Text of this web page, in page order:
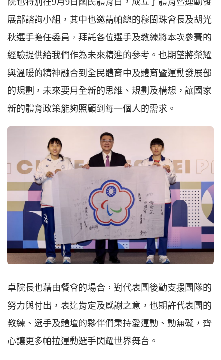
展部諮詢小組，其中也邀請帕總的穆閩珠會長及胡光
秋選手擔任委員，拜託各位選手及教練將本次參賽的
經驗提供給我們作為未來精進的參考。也期望將榮耀
與溫暖的精神融合到全民體育中及體育暨運動發展部
的規劃，未來要用全新的思維、規劃及構想，讓國家
新的體育政策能夠照顧到每一個人的需求。
卓院長也藉由餐會的場合，對代表團後勤支援團隊的
努力與付出，表達肯定及感謝之意，也期許代表團的
教練、選手及體壇的夥伴們秉持愛運動、動無礙，齊
心讓更多帕拉運動選手閃耀世界舞台。